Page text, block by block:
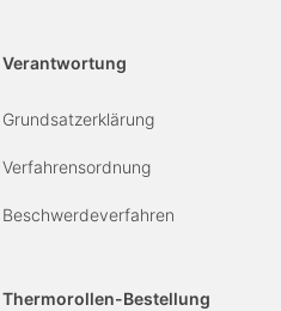
Verantwortung
Grundsatzerklärung
Verfahrensordnung
Beschwerdeverfahren
Thermorollen-Bestellung